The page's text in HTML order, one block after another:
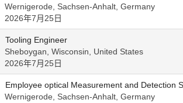
Wernigerode, Sachsen-Anhalt, Germany
2026年7月25日
Tooling Engineer
Sheboygan, Wisconsin, United States
2026年7月25日
Employee optical Measurement and Detection
Wernigerode, Sachsen-Anhalt, Germany